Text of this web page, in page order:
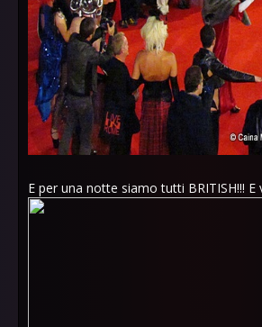
E per una notte siamo tutti BRITISH!!! E